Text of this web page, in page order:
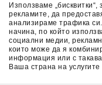
Използваме
рекламите, да
анализираме трафика
начина, по който
социални медии,
които може да я
информация или с
Ваша страна на услугите
Общи условия
Поверителност
Политика за